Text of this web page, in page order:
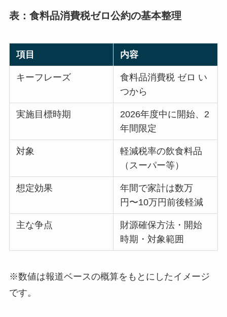
表：食料品消費税ゼロ公約の基本整理
項目 内容
キーフレーズ
食料品消費税 ゼロ い
つから
実施目標時期
2026年度中に開始、2
年間限定
対象
軽減税率の飲食料品
（スーパー等）
想定効果
年間で家計は数万
円〜10万円前後軽減
主な争点
財源確保方法・開始
時期・対象範囲
※数値は報道ベースの概算をもとにしたイメージ
です。